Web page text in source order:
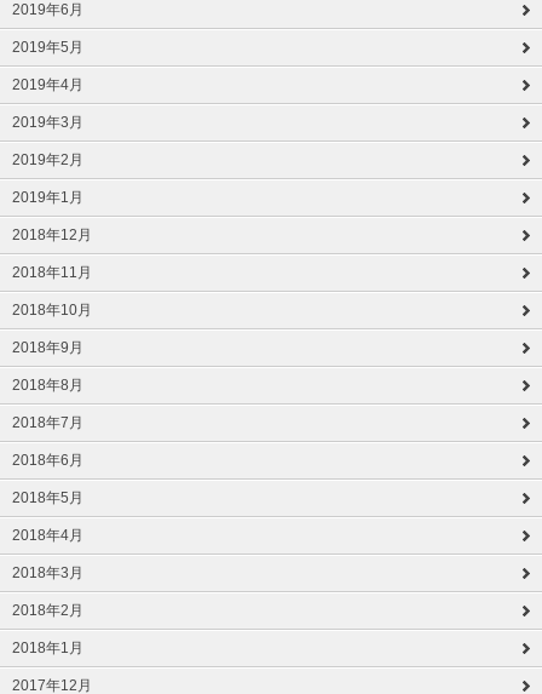
2019年6月
2019年5月
2019年4月
2019年3月
2019年2月
2019年1月
2018年12月
2018年11月
2018年10月
2018年9月
2018年8月
2018年7月
2018年6月
2018年5月
2018年4月
2018年3月
2018年2月
2018年1月
2017年12月